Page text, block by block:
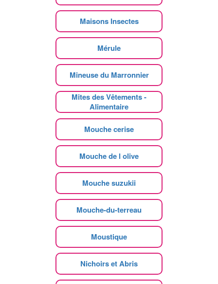
Maisons Insectes
Mérule
Mineuse du Marronnier
Mites des Vêtements -
Alimentaire
Mouche cerise
Mouche de l olive
Mouche suzukii
Mouche-du-terreau
Moustique
Nichoirs et Abris